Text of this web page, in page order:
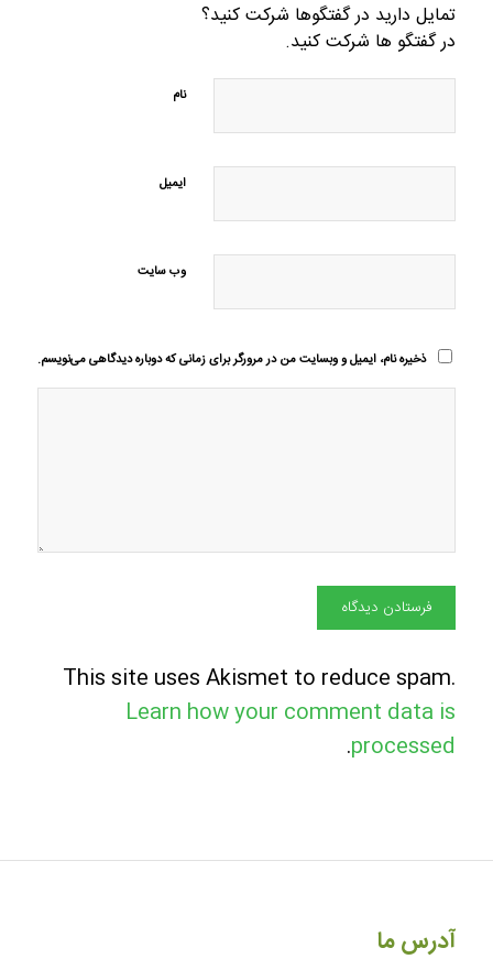
تمایل دارید در گفتگوها شرکت کنید؟
در گفتگو ها شرکت کنید.
نام
ایمیل
وب‌ سایت
ذخیره نام، ایمیل و وبسایت من در مرورگر برای زمانی که دوباره دیدگاهی می‌نویسم.
This site uses Akismet to reduce spam.
Learn how your comment data is
processed
.
آدرس ما